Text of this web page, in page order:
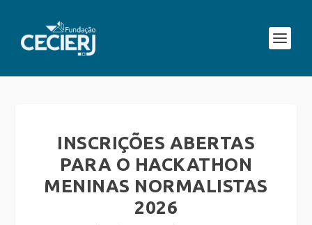
INSCRIÇÕES ABERTAS
PARA O HACKATHON
MENINAS NORMALISTAS
2026